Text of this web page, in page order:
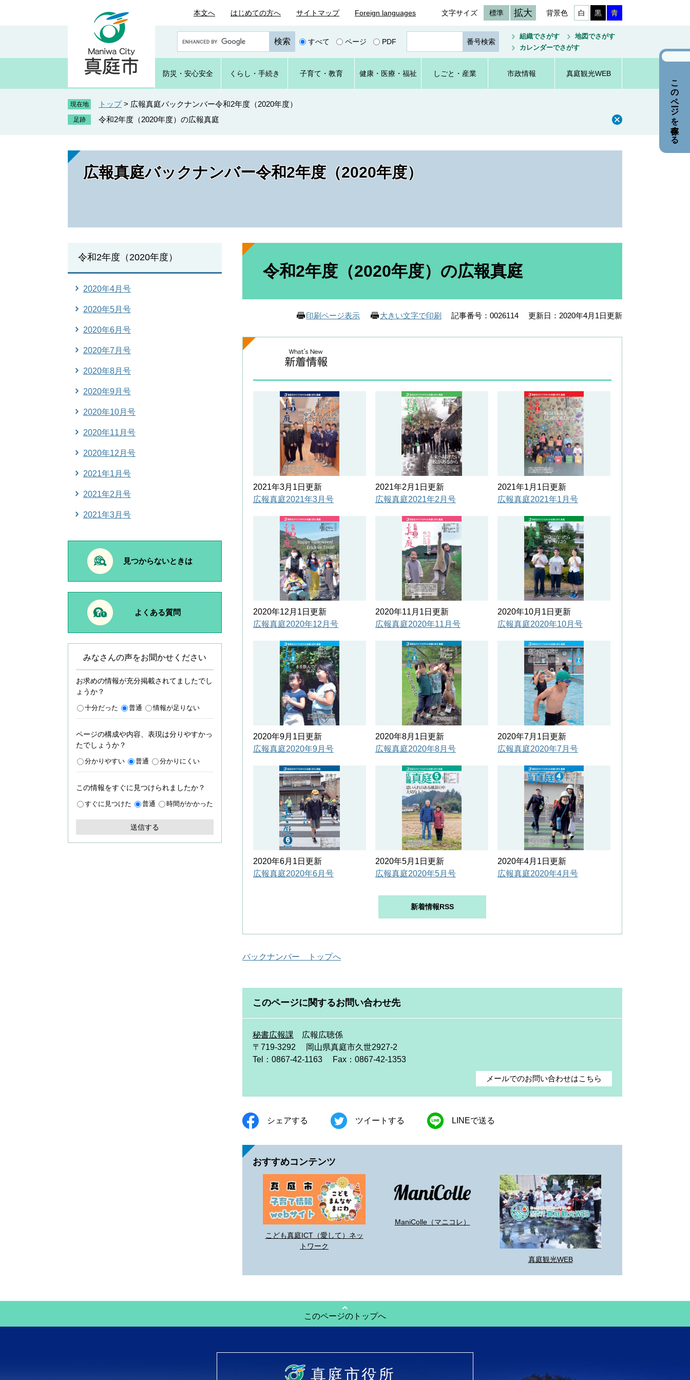
本文へ はじめての方へ サイトマップ Foreign languages 文字サイズ 標準 拡大 背景色 白 黒 青
o
e
カ
タ
すべて ページ PDF
ジ
番
号
を
組織でさがす
地図でさがす
カレンダーでさがす
防災・ 安心安全 くらし ・手続き 子育て ・教育 健康・ 医療・ 福祉 しごと ・産業 市政情報 真庭観光WEB
現在地 トップ > 広報真庭バックナンバー令和2年度（2020年度）
令和2年度（2020年度）の広報真庭
広報真庭バックナンバー令和2年度（2020年度）
本
令和2年度（2020年度）の広報真庭
印刷ページ表示 大きい文字で印刷 記事番号：0026114 更新日：2020年4月1日更新
2021年3月1日更新
広報真庭2021年3月号
2021年2月1日更新
広報真庭2021年2月号
2021年1月1日更新
広報真庭2021年1月号
2020年12月1日更新
広報真庭2020年12月号
2020年11月1日更新
広報真庭2020年11月号
2020年10月1日更新
広報真庭2020年10月号
2020年9月1日更新
広報真庭2020年9月号
2020年8月1日更新
広報真庭2020年8月号
2020年7月1日更新
広報真庭2020年7月号
2020年6月1日更新
広報真庭2020年6月号
2020年5月1日更新
広報真庭2020年5月号
2020年4月1日更新
広報真庭2020年4月号
新着情報RSS
バックナンバー トップへ
このページに関するお問い合わせ先
秘書広報課
広報広聴係
〒719-3292
岡山県真庭市久世2927-2
Tel：0867-42-1163
Fax：0867-42-1353
メールでのお問い合わせはこちら
シェアする ツイートする LINEで送る
おすすめコンテンツ
こども真庭ICT（愛して）ネッ
トワーク
ManiColle（マニコレ）
真庭観光WEB
令和2年度（2020年度）
2020年4月号
2020年5月号
2020年6月号
2020年7月号
2020年8月号
2020年9月号
2020年10月号
2020年11月号
2020年12月号
2021年1月号
2021年2月号
2021年3月号
見つからないときは
よくある質問
みなさんの声をお聞かせください
お求めの情報が充分掲載されてましたでし
ょうか？
十分だった 普通 情報が足りない
ページの構成や内容、表現は分りやすかっ
たでしょうか？
分かりやすい 普通 分かりにくい
この情報をすぐに見つけられましたか？
すぐに見つけた 普通 時間がかかった
このページのトップへ
真庭市役所
このページを保存する